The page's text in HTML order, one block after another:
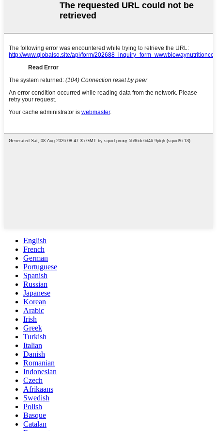
English
French
German
Portuguese
Spanish
Russian
Japanese
Korean
Arabic
Irish
Greek
Turkish
Italian
Danish
Romanian
Indonesian
Czech
Afrikaans
Swedish
Polish
Basque
Catalan